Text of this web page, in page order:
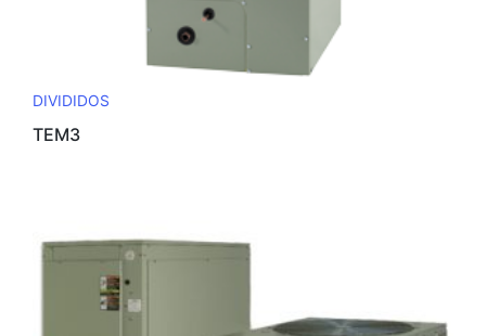
DIVIDIDOS
TEM3